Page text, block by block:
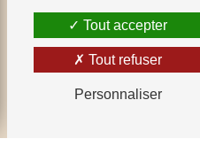
atmosphère
envoûtant des plats
dévouement pour
Menu Gourmand :
Tout accepter
Tout refuser
Personnaliser